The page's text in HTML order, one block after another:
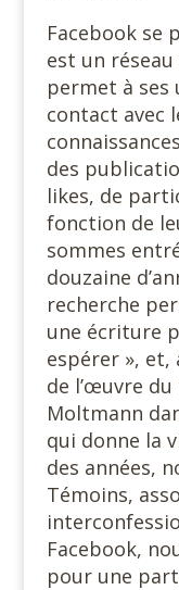
Facebook se
est un
permet à
contact avec
des
likes, de
fonction de
sommes
douzaine
recherche
une écriture
espérer », et,
de l’œuvre
Moltmann
qui donne la
des années,
Témoins,
Facebook,
pour une